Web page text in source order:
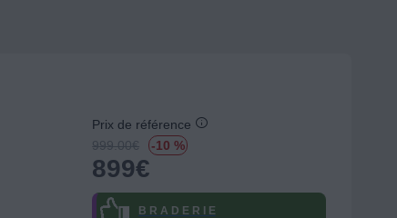
Prix de référence
999.00€ -10 %
899€
B R A D E R I E